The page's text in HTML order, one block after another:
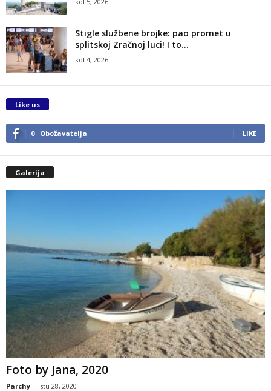
Stigle službene brojke: pao promet u
splitskoj Zračnoj luci! I to...
kol 4, 2026
Like us
0 Obožavatelja LIKE
Galerija
Foto by Jana, 2020
Parchy - stu 28, 2020